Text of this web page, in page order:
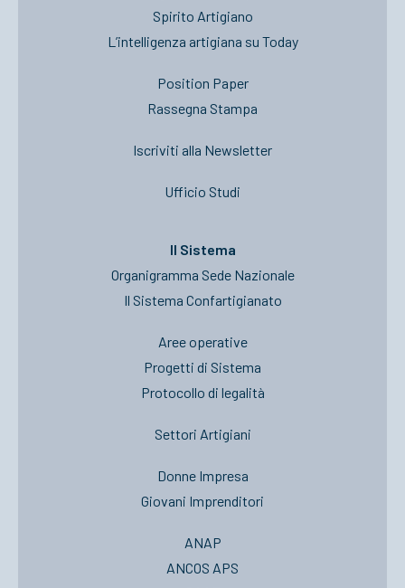
Spirito Artigiano
L’intelligenza artigiana su Today
Position Paper
Rassegna Stampa
Iscriviti alla Newsletter
Ufficio Studi
Il Sistema
Organigramma Sede Nazionale
Il Sistema Confartigianato
Aree operative
Progetti di Sistema
Protocollo di legalità
Settori Artigiani
Donne Impresa
Giovani Imprenditori
ANAP
ANCOS APS